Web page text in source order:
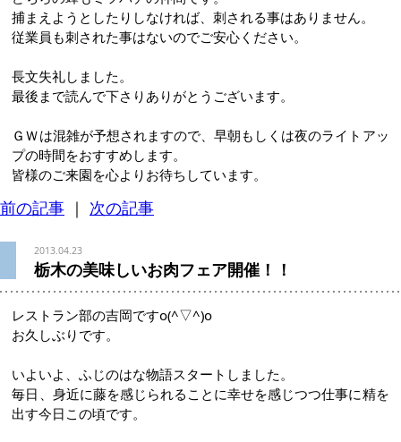
捕まえようとしたりしなければ、刺される事はありません。
従業員も刺された事はないのでご安心ください。
長文失礼しました。
最後まで読んで下さりありがとうございます。
ＧＷは混雑が予想されますので、早朝もしくは夜のライトアッ
プの時間をおすすめします。
皆様のご来園を心よりお待ちしています。
前の記事 ｜ 次の記事
2013.04.23
栃木の美味しいお肉フェア開催！！
レストラン部の吉岡ですo(^▽^)o
お久しぶりです。
いよいよ、ふじのはな物語スタートしました。
毎日、身近に藤を感じられることに幸せを感じつつ仕事に精を
出す今日この頃です。